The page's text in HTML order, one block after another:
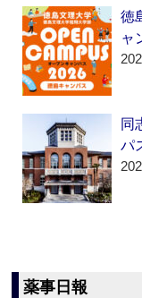
徳
ャ
同
パ
薬事日報